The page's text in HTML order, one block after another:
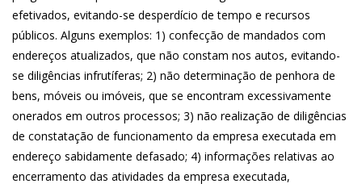
efetivados, evitando-se desperdício de tempo e recursos
públicos. Alguns exemplos: 1) confecção de mandados com
endereços atualizados, que não constam nos autos, evitando-
se diligências infrutíferas; 2) não determinação de penhora de
bens, móveis ou imóveis, que se encontram excessivamente
onerados em outros processos; 3) não realização de diligências
de constatação de funcionamento da empresa executada em
endereço sabidamente defasado; 4) informações relativas ao
encerramento das atividades da empresa executada,